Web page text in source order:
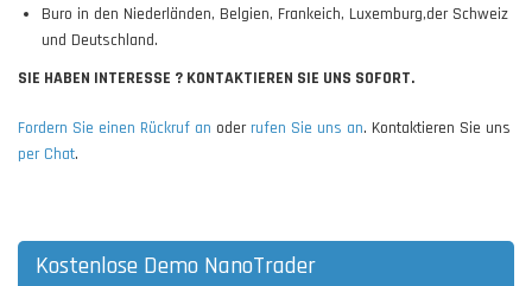
Buro in den Niederländen, Belgien, Frankeich, Luxemburg,der Schweiz
und Deutschland.
SIE HABEN INTERESSE ? KONTAKTIEREN SIE UNS SOFORT.
Fordern Sie einen Rückruf an oder rufen Sie uns an. Kontaktieren Sie uns
per Chat.
Kostenlose Demo NanoTrader